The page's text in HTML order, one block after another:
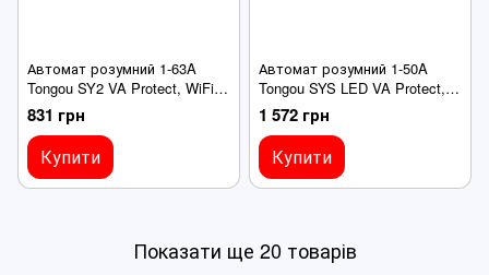
Автомат розумний 1-63A
Tongou SY2 VA Protect, WiFi,
на DIN рейку, регульований,
керування Tuya SmartLife GA
Alexa
831 грн
Купити
Автомат розумний 1-50A
Tongou SYS LED VA Protect,
WiFi, на DIN рейку,
регульований, Tuya SmartLife
GA Alexa
1 572 грн
Купити
Показати ще 20 товарів